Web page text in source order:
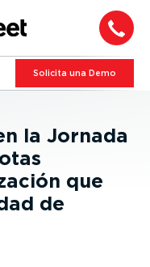
Solicita una Demo
la Jornada
que
de